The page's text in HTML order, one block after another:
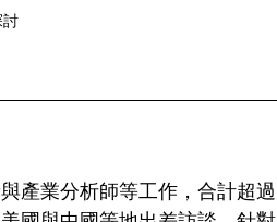
討
產業分析師等工作，合計超過